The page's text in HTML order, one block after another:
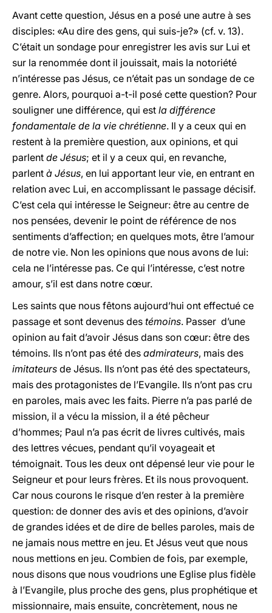
Avant cette question, Jésus en a posé une autre à ses
disciples: «Au dire des gens, qui suis-je?» (cf. v. 13).
C’était un sondage pour enregistrer les avis sur Lui et
sur la renommée dont il jouissait, mais la notoriété
n’intéresse pas Jésus, ce n’était pas un sondage de ce
genre. Alors, pourquoi a-t-il posé cette question? Pour
souligner une différence, qui est la différence
fondamentale de la vie chrétienne. Il y a ceux qui en
restent à la première question, aux opinions, et qui
parlent de Jésus; et il y a ceux qui, en revanche,
parlent à Jésus, en lui apportant leur vie, en entrant en
relation avec Lui, en accomplissant le passage décisif.
C’est cela qui intéresse le Seigneur: être au centre de
nos pensées, devenir le point de référence de nos
sentiments d’affection; en quelques mots, être l’amour
de notre vie. Non les opinions que nous avons de lui:
cela ne l’intéresse pas. Ce qui l’intéresse, c’est notre
amour, s’il est dans notre cœur.
Les saints que nous fêtons aujourd’hui ont effectué ce
passage et sont devenus des témoins. Passer d’une
opinion au fait d’avoir Jésus dans son cœur: être des
témoins. Ils n’ont pas été des admirateurs, mais des
imitateurs de Jésus. Ils n’ont pas été des spectateurs,
mais des protagonistes de l’Evangile. Ils n’ont pas cru
en paroles, mais avec les faits. Pierre n’a pas parlé de
mission, il a vécu la mission, il a été pêcheur
d’hommes; Paul n’a pas écrit de livres cultivés, mais
des lettres vécues, pendant qu’il voyageait et
témoignait. Tous les deux ont dépensé leur vie pour le
Seigneur et pour leurs frères. Et ils nous provoquent.
Car nous courons le risque d’en rester à la première
question: de donner des avis et des opinions, d’avoir
de grandes idées et de dire de belles paroles, mais de
ne jamais nous mettre en jeu. Et Jésus veut que nous
nous mettions en jeu. Combien de fois, par exemple,
nous disons que nous voudrions une Eglise plus fidèle
à l’Evangile, plus proche des gens, plus prophétique et
missionnaire, mais ensuite, concrètement, nous ne